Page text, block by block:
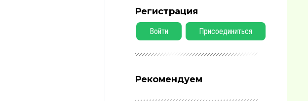
Регистрация
Войти Присоединиться
Рекомендуем